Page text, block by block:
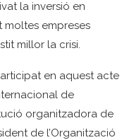
la inversió en
moltes empreses
millor la crisi.
en aquest acte
de
organitzadora de
de l’Organització